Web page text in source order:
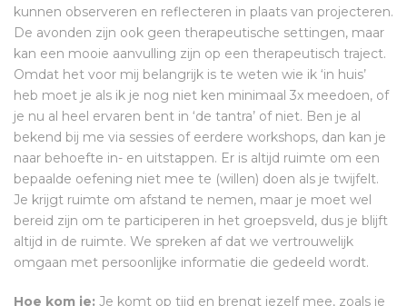
kunnen observeren en reflecteren in plaats van projecteren.
De avonden zijn ook geen therapeutische settingen, maar
kan een mooie aanvulling zijn op een therapeutisch traject.
Omdat het voor mij belangrijk is te weten wie ik ‘in huis’
heb moet je als ik je nog niet ken minimaal 3x meedoen, of
je nu al heel ervaren bent in ‘de tantra’ of niet. Ben je al
bekend bij me via sessies of eerdere workshops, dan kan je
naar behoefte in- en uitstappen. Er is altijd ruimte om een
bepaalde oefening niet mee te (willen) doen als je twijfelt.
Je krijgt ruimte om afstand te nemen, maar je moet wel
bereid zijn om te participeren in het groepsveld, dus je blijft
altijd in de ruimte. We spreken af dat we vertrouwelijk
omgaan met persoonlijke informatie die gedeeld wordt.
Hoe kom je: Je komt op tijd en brengt jezelf mee, zoals je